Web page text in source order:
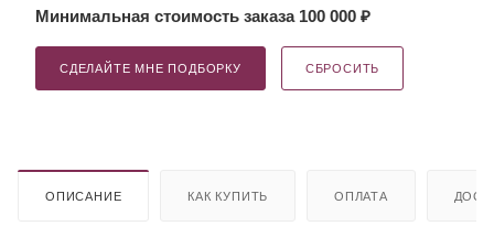
Минимальная стоимость заказа 100 000 ₽
СДЕЛАЙТЕ МНЕ ПОДБОРКУ СБРОСИТЬ
ОПИСАНИЕ КАК КУПИТЬ ОПЛАТА